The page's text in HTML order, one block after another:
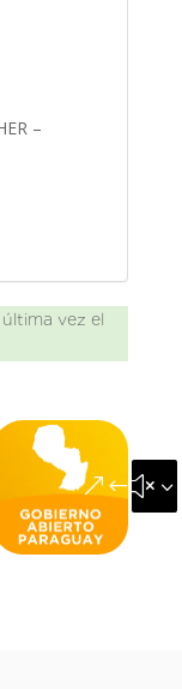
–
vez el